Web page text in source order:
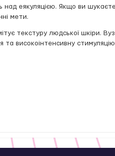
над еякуляцією. Якщо ви
мети.
текстуру людської шкіри.
високоінтенсивну